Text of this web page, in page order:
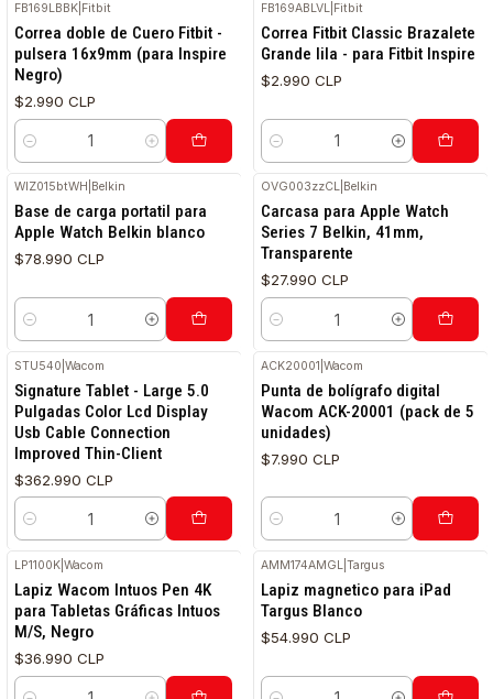
FB169LBBK Fitbit
Correa doble de Cuero Fitbit -
pulsera 16x9mm (para Inspire
Negro)
$2.990 CLP
Cantidad
FB169ABLVL Fitbit
Correa Fitbit Classic Brazalete
Grande lila - para Fitbit Inspire
$2.990 CLP
Cantidad
WIZ015btWH Belkin
Base de carga portatil para
Apple Watch Belkin blanco
$78.990 CLP
Cantidad
OVG003zzCL Belkin
Carcasa para Apple Watch
Series 7 Belkin, 41mm,
Transparente
$27.990 CLP
Cantidad
STU540 |Wacom
Signature Tablet - Large 5.0
Pulgadas Color Lcd Display
Usb Cable Connection
Improved Thin-Client
$362.990 CLP
Cantidad
ACK20001 |Wacom
Punta de bolígrafo digital
Wacom ACK-20001 (pack de 5
unidades)
$7.990 CLP
Cantidad
LP1100K |Wacom
Lapiz Wacom Intuos Pen 4K
para Tabletas Gráficas Intuos
M/S, Negro
$36.990 CLP
AMM174AMGL |Targus
Lapiz magnetico para iPad
Targus Blanco
$54.990 CLP